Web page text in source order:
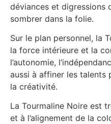
déviances et digressions
sombrer dans la folie.
Sur le plan personnel, la
la force intérieure et la
l’autonomie,
aussi à affiner les talents
la créativité.
La Tourmaline Noire est
et à l’alignement de la